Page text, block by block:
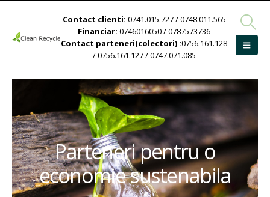
Contact clienti: 0741.015.727 / 0748.011.565
Financiar: 0746016050 / 0787573736
Contact parteneri(colectori) :0756.161.128
/ 0756.161.127 / 0747.071.085
Parteneri pentru o
economie sustenabila